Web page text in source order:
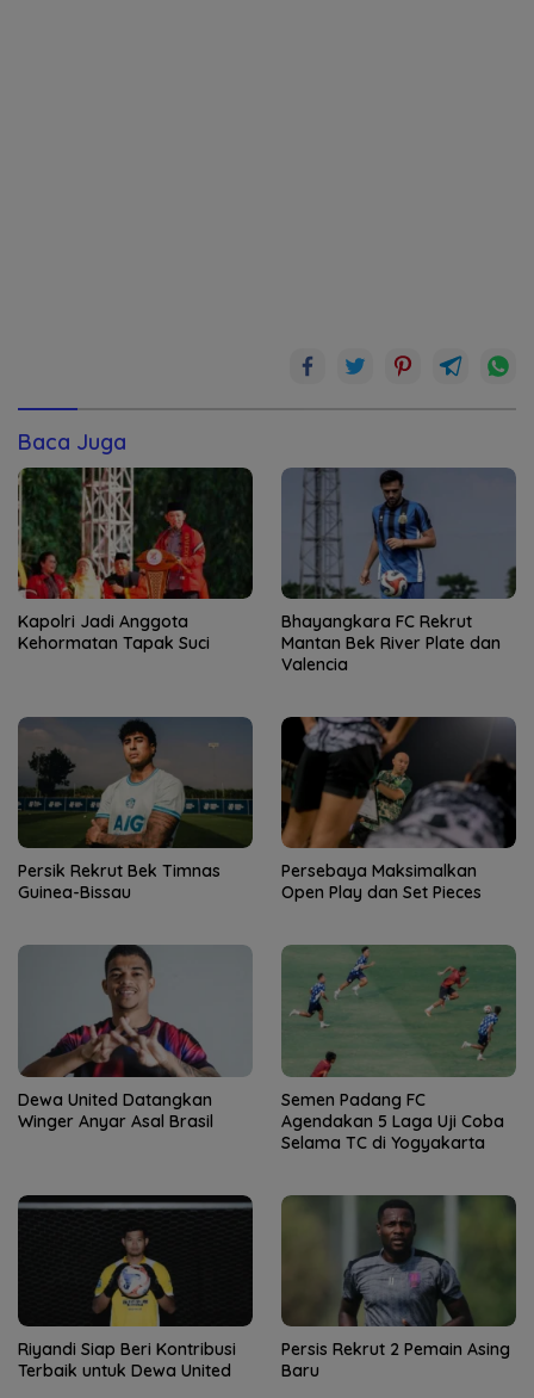
Baca Juga
Kapolri Jadi Anggota
Kehormatan Tapak Suci
Bhayangkara FC Rekrut
Mantan Bek River Plate dan
Valencia
Persik Rekrut Bek Timnas
Guinea-Bissau
Persebaya Maksimalkan
Open Play dan Set Pieces
Dewa United Datangkan
Winger Anyar Asal Brasil
Semen Padang FC
Agendakan 5 Laga Uji Coba
Selama TC di Yogyakarta
Riyandi Siap Beri Kontribusi
Terbaik untuk Dewa United
Persis Rekrut 2 Pemain Asing
Baru